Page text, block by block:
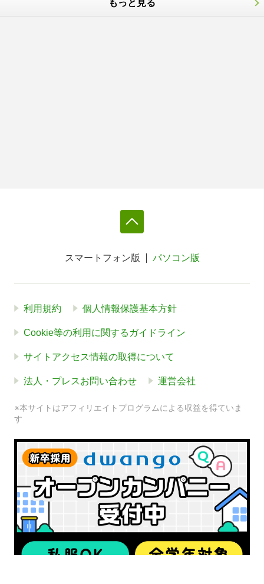
もっと見る
スマートフォン版 パソコン版
利用規約 個人情報保護基本方針
Cookie等の利用に関するガイドライン
サイトアクセス情報の取得について
法人・プレスお問い合わせ 運営会社
※本サイトはアフィリエイトプログラムによる収益を得ていま
す